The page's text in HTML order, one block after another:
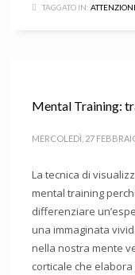
TAGGATO IN:
Mental Training:
MERCOLEDÌ, 27
La tecnica di
mental training
differenziare
una immaginata
nella nostra mente
corticale che